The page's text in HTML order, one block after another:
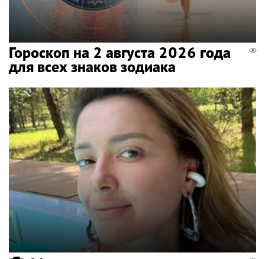
Гороскоп на 2 августа 2026 года
для всех знаков зодиака